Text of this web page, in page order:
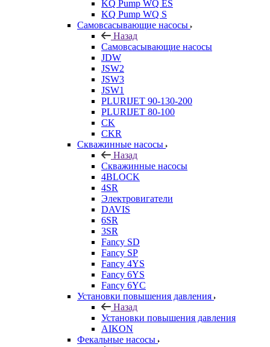
KQ Pump WQ ES
KQ Pump WQ S
Самовсасывающие насосы
Назад
Самовсасывающие насосы
JDW
JSW2
JSW3
JSW1
PLURIJET 90-130-200
PLURIJET 80-100
CK
CKR
Скважинные насосы
Назад
Скважинные насосы
4BLOCK
4SR
Электровигатели
DAVIS
6SR
3SR
Fancy SD
Fancy SP
Fancy 4YS
Fancy 6YS
Fancy 6YC
Установки повышения давления
Назад
Установки повышения давления
AIKON
Фекальные насосы